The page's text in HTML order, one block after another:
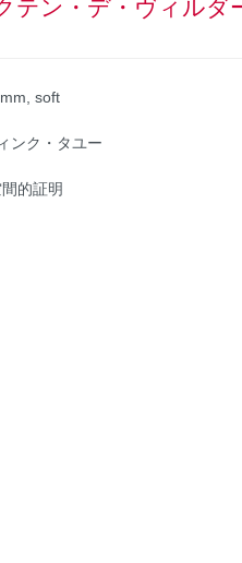
テン・デ・ヴィルダ
soft
ンク・タユー
的証明